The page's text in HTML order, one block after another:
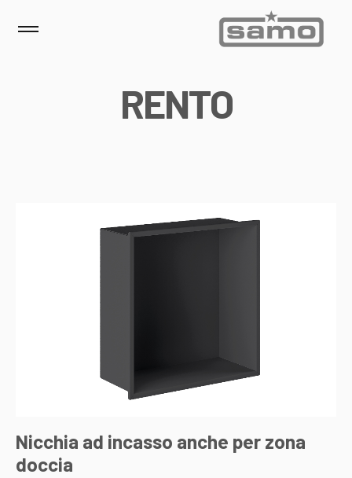
RENTO
Nicchia ad incasso anche per zona
doccia